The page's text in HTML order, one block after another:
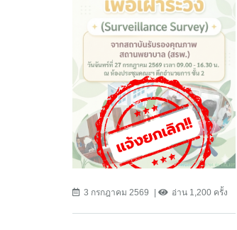
3 กรกฎาคม 2569 อ่าน 1,200 ครั้ง